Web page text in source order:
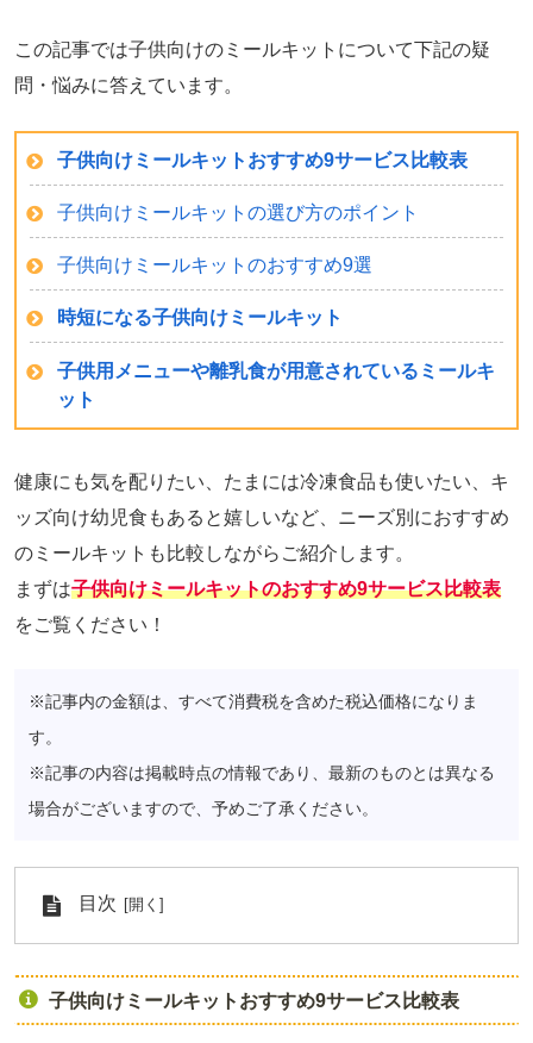
この記事では子供向けのミールキットについて下記の疑
問・悩みに答えています。
子供向けミールキットおすすめ9サービス比較表
子供向けミールキットの選び方のポイント
子供向けミールキットのおすすめ9選
時短になる子供向けミールキット
子供用メニューや離乳食が用意されているミールキ
ット
健康にも気を配りたい、たまには冷凍食品も使いたい、キ
ッズ向け幼児食もあると嬉しいなど、ニーズ別におすすめ
のミールキットも比較しながらご紹介します。
まずは子供向けミールキットのおすすめ9サービス比較表
をご覧ください！
※記事内の金額は、すべて消費税を含めた税込価格になりま
す。
※記事の内容は掲載時点の情報であり、最新のものとは異なる
場合がございますので、予めご了承ください。
目次
子供向けミールキットおすすめ9サービス比較表